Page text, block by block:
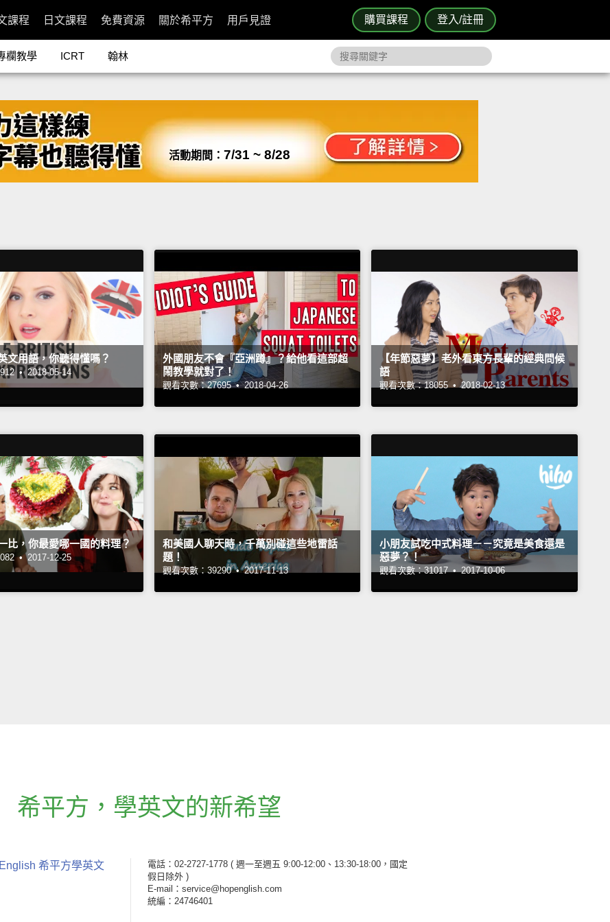
購買課程 登入/註冊
課程 日文課程 免費資源 關於希平方 用戶見證
欄教學 ICRT 翰林
活動期間： 7/31 ~ 8/28
文用語，你聽得懂嗎？
• 2018-05-14
外國朋友不會『亞洲蹲』？給他看這部超
鬧教學就對了！
觀看次數：27695 • 2018-04-26
【年節惡夢】老外看東方長輩的經典問候
語
觀看次數：18055 • 2018-02-13
比，你最愛哪一國的料理？
• 2017-12-25
和美國人聊天時，千萬別碰這些地雷話
題！
觀看次數：39290 • 2017-11-13
小朋友試吃中式料理－－究竟是美食還是
惡夢？！
觀看次數：31017 • 2017-10-06
希平方 ， 學英文的新希望
希平方學英文 電話：02-2727-1778 ( 週一至週五 9:00-12:00、13:30-18:00，國定
假日除外 )
E-mail：service@hopenglish.com
統編：24746401